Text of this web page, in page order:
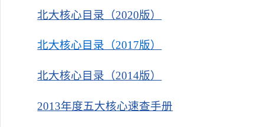
北大核心目录（2020版）
北大核心目录（2017版）
北大核心目录（2014版）
2013年度五大核心速查手册